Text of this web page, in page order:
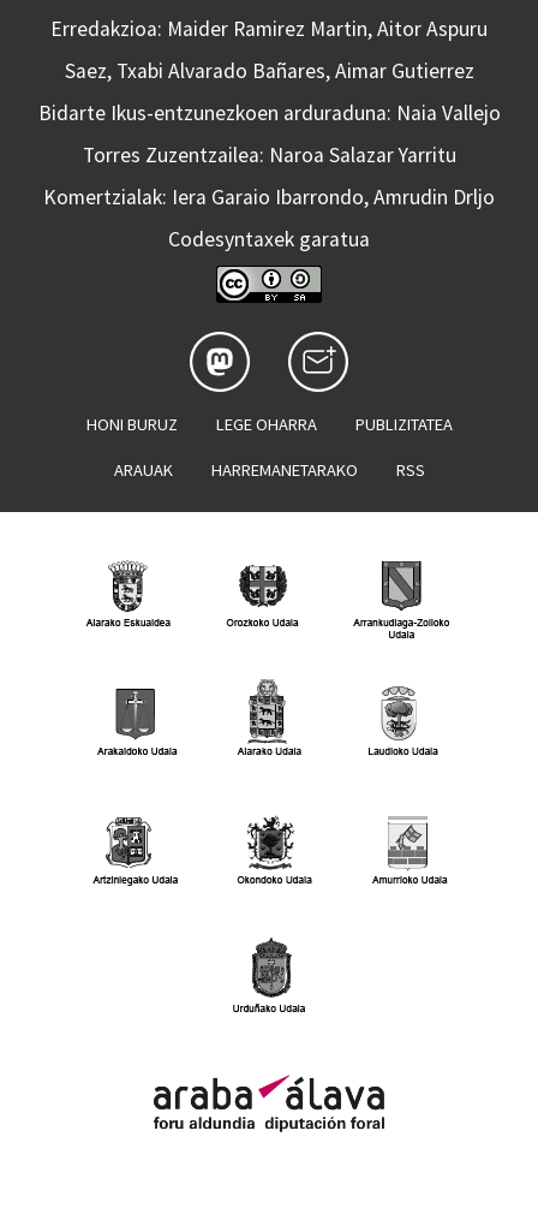
Erredakzioa: Maider Ramirez Martin, Aitor Aspuru
Saez, Txabi Alvarado Bañares, Aimar Gutierrez
Bidarte Ikus-entzunezkoen arduraduna: Naia Vallejo
Torres Zuzentzailea: Naroa Salazar Yarritu
Komertzialak: Iera Garaio Ibarrondo, Amrudin Drljo
Codesyntaxek garatua
HONI BURUZ LEGE OHARRA PUBLIZITATEA
ARAUAK HARREMANETARAKO RSS